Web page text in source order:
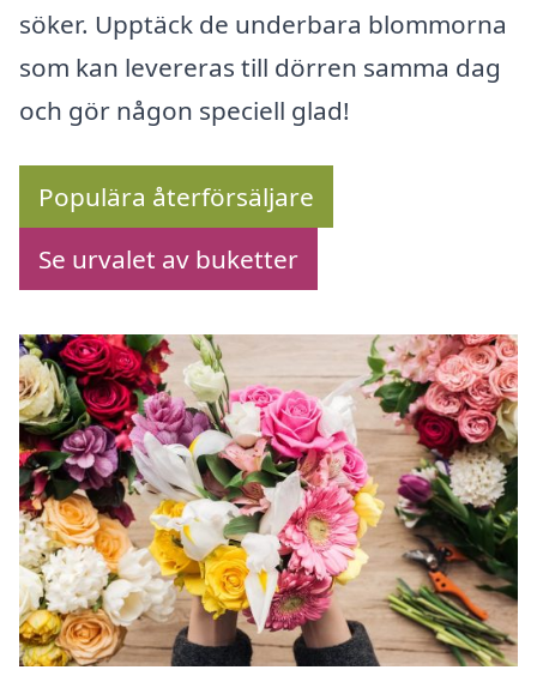
söker. Upptäck de underbara blommorna
som kan levereras till dörren samma dag
och gör någon speciell glad!
Populära återförsäljare
Se urvalet av buketter